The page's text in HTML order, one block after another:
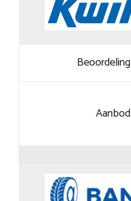
Beoordeling
Aanbod